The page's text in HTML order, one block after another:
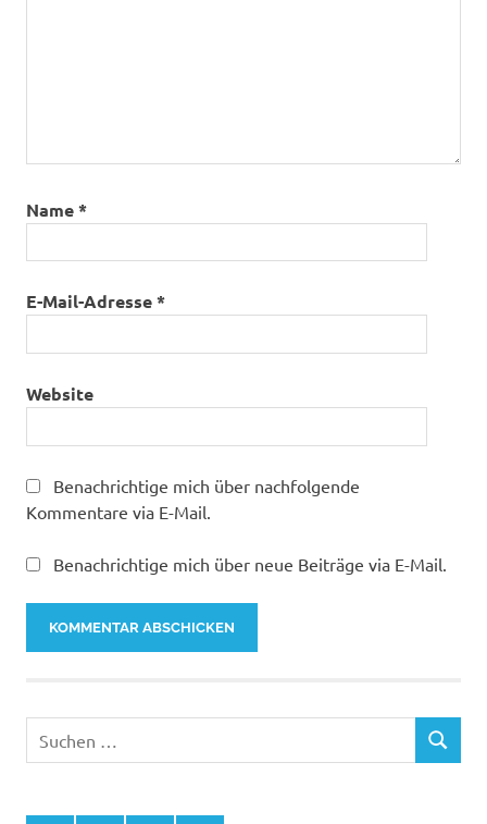
Name*
E-Mail-Adresse*
Website
Benachrichtige mich über nachfolgende
Kommentare via E-Mail.
Benachrichtige mich über neue Beiträge via E-Mail.
nach:
SUCHEN